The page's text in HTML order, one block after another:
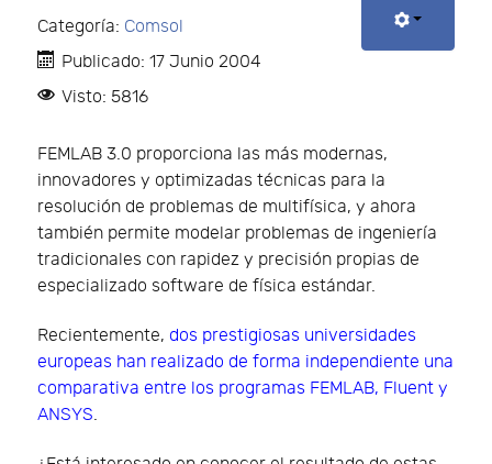
Categoría: Comsol
Publicado: 17 Junio 2004
Visto: 5816
FEMLAB 3.0 proporciona las más modernas,
innovadores y optimizadas técnicas para la
resolución de problemas de multifísica, y ahora
también permite modelar problemas de ingeniería
tradicionales con rapidez y precisión propias de
especializado software de física estándar.
Recientemente, dos prestigiosas universidades
europeas han realizado de forma independiente una
comparativa entre los programas FEMLAB, Fluent y
ANSYS.